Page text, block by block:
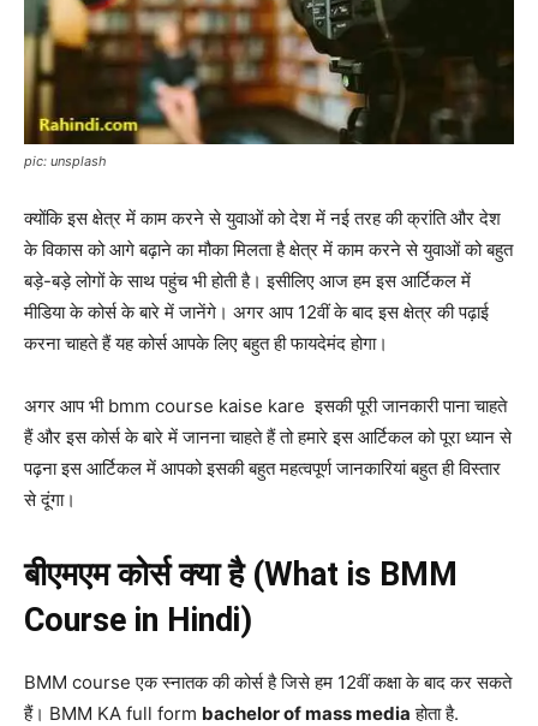
pic: unsplash
क्योंकि इस क्षेत्र में काम करने से युवाओं को देश में नई तरह की क्रांति और देश
के विकास को आगे बढ़ाने का मौका मिलता है क्षेत्र में काम करने से युवाओं को बहुत
बड़े-बड़े लोगों के साथ पहुंच भी होती है।इसीलिए आज हम इस आर्टिकल में
मीडिया के कोर्स के बारे में जानेंगे। अगर आप 12वीं के बाद इस क्षेत्र की पढ़ाई
करना चाहते हैं यह कोर्स आपके लिए बहुत ही फायदेमंद होगा।
अगर आप भी bmm course kaise kare इसकी पूरी जानकारी पाना चाहते
हैं और इस कोर्स के बारे में जानना चाहते हैं तो हमारे इस आर्टिकल को पूरा ध्यान से
पढ़ना इस आर्टिकल में आपको इसकी बहुत महत्वपूर्ण जानकारियां बहुत ही विस्तार
से दूंगा।
बीएमएम कोर्स क्या है (What is BMM
Course in Hindi)
BMM course एक स्नातक की कोर्स है जिसे हम 12वीं कक्षा के बाद कर सकते
हैं। BMM KA full form bachelor of mass media होता है.